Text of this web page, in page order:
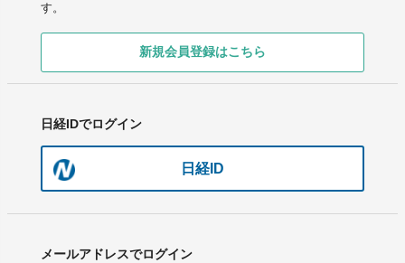
す。
新規会員登録はこちら
日経IDでログイン
日経ID
メールアドレスでログイン